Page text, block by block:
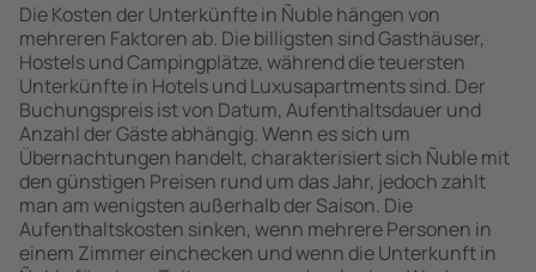
Die Kosten der Unterkünfte in Ñuble hängen von
mehreren Faktoren ab. Die billigsten sind Gasthäuser,
Hostels und Campingplätze, während die teuersten
Unterkünfte in Hotels und Luxusapartments sind. Der
Buchungspreis ist von Datum, Aufenthaltsdauer und
Anzahl der Gäste abhängig. Wenn es sich um
Übernachtungen handelt, charakterisiert sich Ñuble mit
den günstigen Preisen rund um das Jahr, jedoch zahlt
man am wenigsten außerhalb der Saison. Die
Aufenthaltskosten sinken, wenn mehrere Personen in
einem Zimmer einchecken und wenn die Unterkunft in